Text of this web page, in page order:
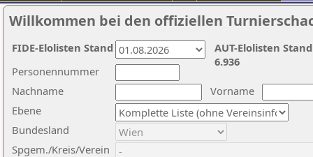
Willkommen bei den offiziellen
Nachname
Vorname
Ebene
Personennummer
Bundesland
Spgem./Kreis/Verein
AUT-Elolisten
6.936
FIDE-Elolisten Stand